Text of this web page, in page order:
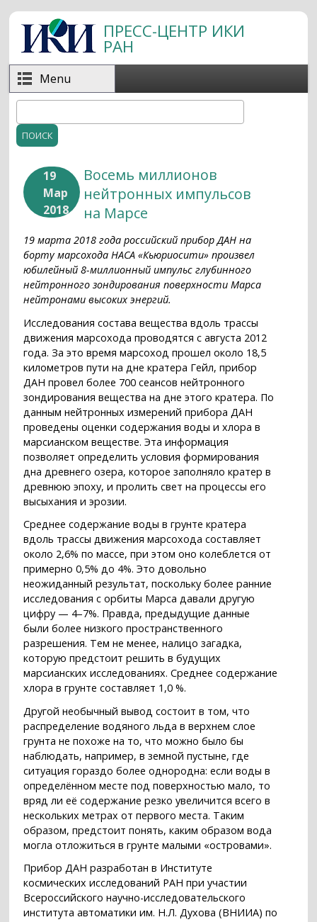
Перейти к основному содержанию
ПРЕСС-ЦЕНТР ИКИ
РАН
Menu
Форма поиска
19
Мар
2018
Восемь миллионов
нейтронных импульсов
на Марсе
19 марта 2018 года российский прибор ДАН на
борту марсохода НАСА «Кьюриосити» произвел
юбилейный 8-миллионный импульс глубинного
нейтронного зондирования поверхности Марса
нейтронами высоких энергий.
Исследования состава вещества вдоль трассы
движения марсохода проводятся с августа 2012
года. За это время марсоход прошел около 18,5
километров пути на дне кратера Гейл, прибор
ДАН провел более 700 сеансов нейтронного
зондирования вещества на дне этого кратера. По
данным нейтронных измерений прибора ДАН
проведены оценки содержания воды и хлора в
марсианском веществе. Эта информация
позволяет определить условия формирования
дна древнего озера, которое заполняло кратер в
древнюю эпоху, и пролить свет на процессы его
высыхания и эрозии.
Среднее содержание воды в грунте кратера
вдоль трассы движения марсохода составляет
около 2,6% по массе, при этом оно колеблется от
примерно 0,5% до 4%. Это довольно
неожиданный результат, поскольку более ранние
исследования с орбиты Марса давали другую
цифру — 4–7%. Правда, предыдущие данные
были более низкого пространственного
разрешения. Тем не менее, налицо загадка,
которую предстоит решить в будущих
марсианских исследованиях. Среднее содержание
хлора в грунте составляет 1,0 %.
Другой необычный вывод состоит в том, что
распределение водяного льда в верхнем слое
грунта не похоже на то, что можно было бы
наблюдать, например, в земной пустыне, где
ситуация гораздо более однородна: если воды в
определённом месте под поверхностью мало, то
вряд ли её содержание резко увеличится всего в
нескольких метрах от первого места. Таким
образом, предстоит понять, каким образом вода
могла отложиться в грунте малыми «островами».
Прибор ДАН разработан в Институте
космических исследований РАН при участии
Всероссийского научно-исследовательского
института автоматики им. Н.Л. Духова (ВНИИА) по